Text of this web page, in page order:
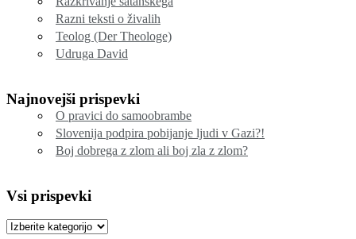
Razni teksti o živalih
Teolog (Der Theologe)
Udruga David
Najnovejši prispevki
O pravici do samoobrambe
Slovenija podpira pobijanje ljudi v Gazi?!
Boj dobrega z zlom ali boj zla z zlom?
Vsi prispevki
Vsi